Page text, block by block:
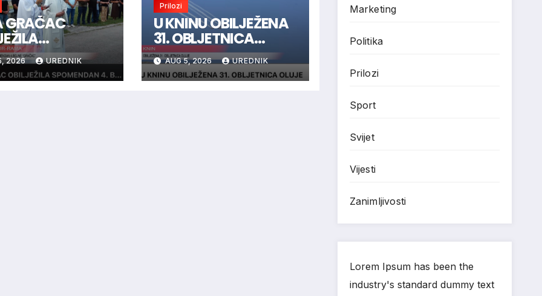
GRAČAC
4.
“GRAČAC”
2026 UREDNIK
Prilozi
U KNINU OBILJEŽENA
31. OBLJETNICA
OLUJE
AUG 5, 2026 UREDNIK
Marketing
Politika
Prilozi
Sport
Svijet
Vijesti
Zanimljivosti
Lorem Ipsum has been the
industry's standard dummy text